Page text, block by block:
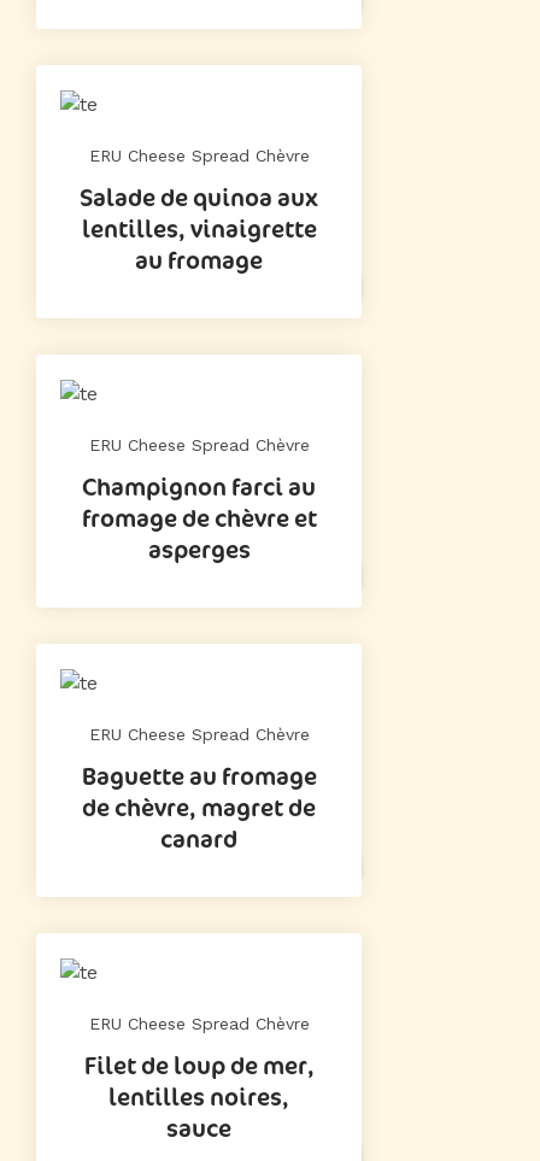
ERU Cheese Spread Chèvre
Salade de quinoa aux
lentilles, vinaigrette
au fromage
ERU Cheese Spread Chèvre
Champignon farci au
fromage de chèvre et
asperges
ERU Cheese Spread Chèvre
Baguette au fromage
de chèvre, magret de
canard
ERU Cheese Spread Chèvre
Filet de loup de mer,
lentilles noires,
sauce